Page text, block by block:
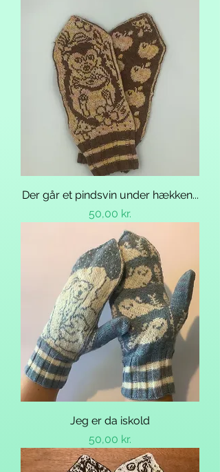
Der går et pindsvin under hækken...
Pris
50,00 kr.
Jeg er da iskold
Pris
50,00 kr.